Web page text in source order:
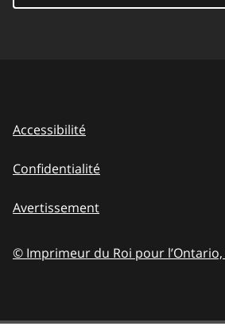
Accessibilité
Confidentialité
Avertissement
© Imprimeur du Roi pour l’Ontario,